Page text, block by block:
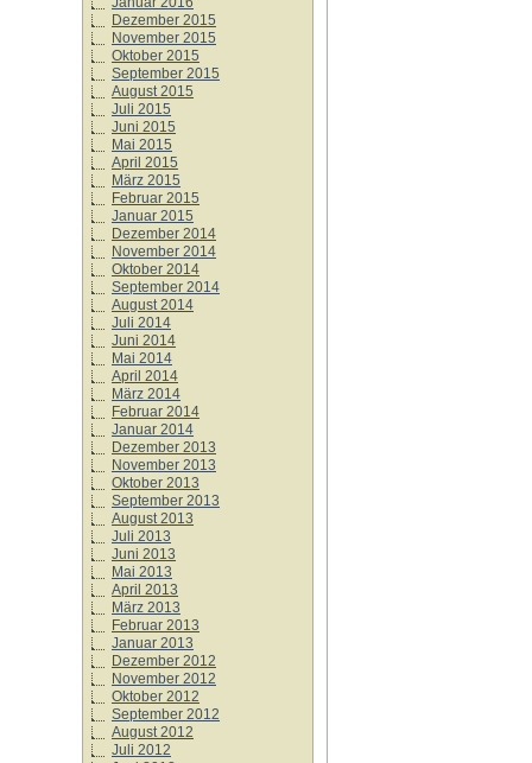
Dezember 2015
November 2015
Oktober 2015
September 2015
August 2015
Juli 2015
Juni 2015
Mai 2015
April 2015
März 2015
Februar 2015
Januar 2015
Dezember 2014
November 2014
Oktober 2014
September 2014
August 2014
Juli 2014
Juni 2014
Mai 2014
April 2014
März 2014
Februar 2014
Januar 2014
Dezember 2013
November 2013
Oktober 2013
September 2013
August 2013
Juli 2013
Juni 2013
Mai 2013
April 2013
März 2013
Februar 2013
Januar 2013
Dezember 2012
November 2012
Oktober 2012
September 2012
August 2012
Juli 2012